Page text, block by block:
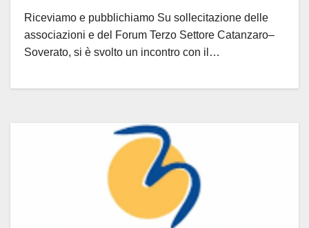
Riceviamo e pubblichiamo Su sollecitazione delle
associazioni e del Forum Terzo Settore Catanzaro–
Soverato, si è svolto un incontro con il…